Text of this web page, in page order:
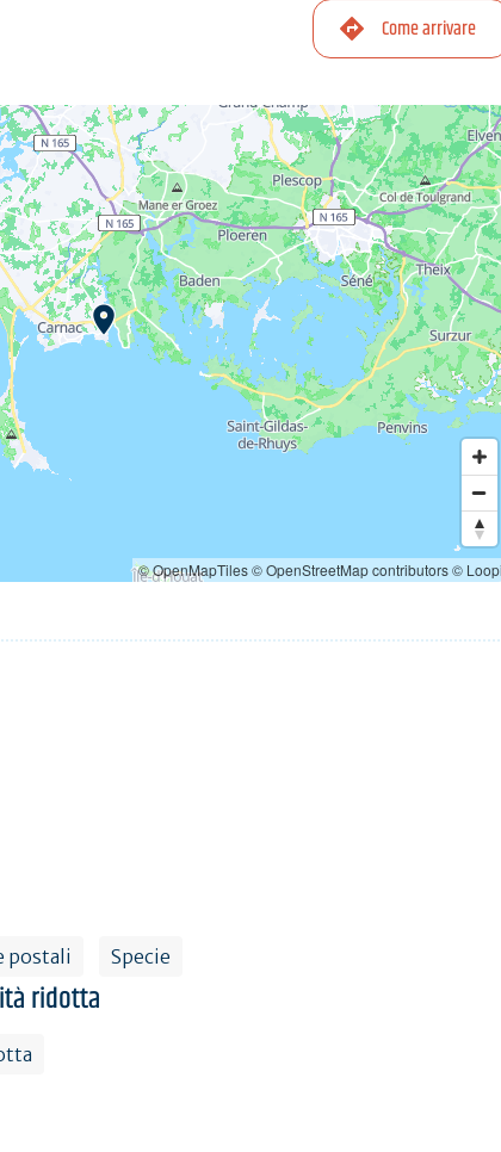
Come arrivare
© OpenMapTiles© OpenStreetMap contributors© Loopi
postali Specie
ridotta